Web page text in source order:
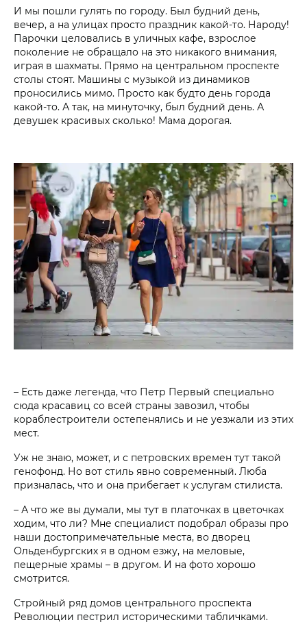
И мы пошли гулять по городу. Был будний день,
вечер, а на улицах просто праздник какой-то. Народу!
Парочки целовались в уличных кафе, взрослое
поколение не обращало на это никакого внимания,
играя в шахматы. Прямо на центральном проспекте
столы стоят. Машины с музыкой из динамиков
проносились мимо. Просто как будто день города
какой-то. А так, на минуточку, был будний день. А
девушек красивых сколько! Мама дорогая.
– Есть даже легенда, что Петр Первый специально
сюда красавиц со всей страны завозил, чтобы
кораблестроители остепенялись и не уезжали из этих
мест.
Уж не знаю, может, и с петровских времен тут такой
генофонд. Но вот стиль явно современный. Люба
призналась, что и она прибегает к услугам стилиста.
– А что же вы думали, мы тут в платочках в цветочках
ходим, что ли? Мне специалист подобрал образы про
наши достопримечательные места, во дворец
Ольденбургских я в одном езжу, на меловые,
пещерные храмы – в другом. И на фото хорошо
смотрится.
Стройный ряд домов центрального проспекта
Революции пестрил историческими табличками.